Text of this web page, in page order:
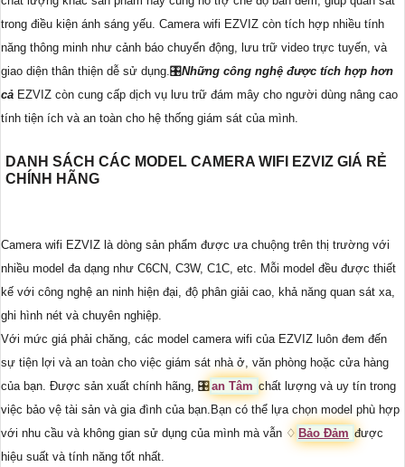
trong điều kiện ánh sáng yếu. Camera wifi EZVIZ còn tích hợp nhiều tính
năng thông minh như cảnh báo chuyển động, lưu trữ video trực tuyến, và
giao diện thân thiện dễ sử dụng.🎛Những công nghệ được tích hợp hơn
cả EZVIZ còn cung cấp dịch vụ lưu trữ đám mây cho người dùng nâng cao
tính tiện ích và an toàn cho hệ thống giám sát của mình.
DANH SÁCH CÁC MODEL CAMERA WIFI EZVIZ GIÁ RẺ
CHÍNH HÃNG
Camera wifi EZVIZ là dòng sản phẩm được ưa chuộng trên thị trường với
nhiều model đa dạng như C6CN, C3W, C1C, etc. Mỗi model đều được thiết
kế với công nghệ an ninh hiện đại, độ phân giải cao, khả năng quan sát xa,
ghi hình nét và chuyên nghiệp.
Với mức giá phải chăng, các model camera wifi của EZVIZ luôn đem đến
sự tiện lợi và an toàn cho việc giám sát nhà ở, văn phòng hoặc cửa hàng
của bạn. Được sản xuất chính hãng, 🎛 an Tâm chất lượng và uy tín trong
việc bảo vệ tài sản và gia đình của bạn.Bạn có thể lựa chọn model phù hợp
với nhu cầu và không gian sử dụng của mình mà vẫn ♢ Bảo Đảm được
hiệu suất và tính năng tốt nhất.